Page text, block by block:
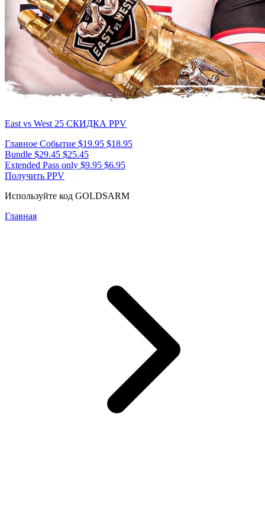
East vs West 25 СКИДКА PPV
Главное Событие $19.95 $18.95
Bundle $29.45 $25.45
Extended Pass only $9.95 $6.95
Получить PPV
Используйте код GOLDSARM
Главная